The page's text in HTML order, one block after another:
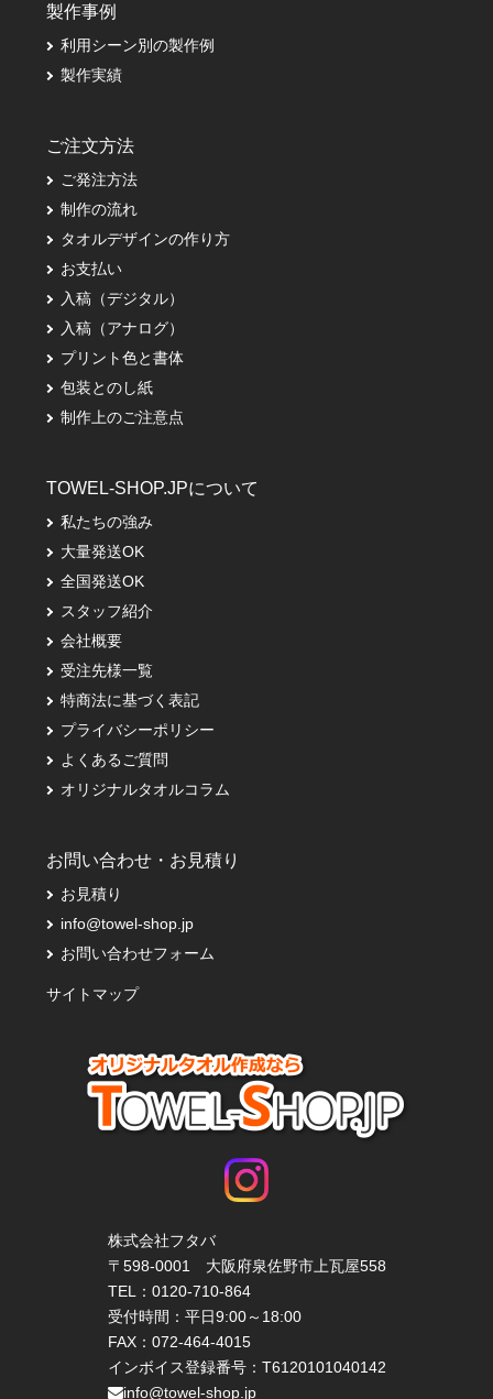
製作事例
利用シーン別の製作例
製作実績
ご注文方法
ご発注方法
制作の流れ
タオルデザインの作り方
お支払い
入稿（デジタル）
入稿（アナログ）
プリント色と書体
包装とのし紙
制作上のご注意点
TOWEL-SHOP.JPについて
私たちの強み
大量発送OK
全国発送OK
スタッフ紹介
会社概要
受注先様一覧
特商法に基づく表記
プライバシーポリシー
よくあるご質問
オリジナルタオルコラム
お問い合わせ・お見積り
お見積り
info@towel-shop.jp
お問い合わせフォーム
サイトマップ
株式会社フタバ
〒598-0001 大阪府泉佐野市上瓦屋558
TEL： 0120-710-864
受付時間：平日9:00～18:00
FAX：072-464-4015
インボイス登録番号：T6120101040142
info@towel-shop.jp